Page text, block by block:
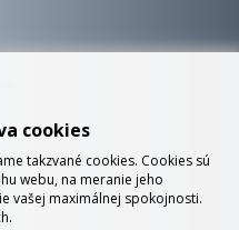
cookies
takzvané cookies. Cookies sú
webu, na meranie jeho
vašej maximálnej spokojnosti.